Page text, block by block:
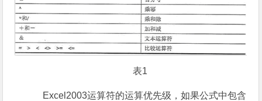
表1
Excel2003运算符的运算优先级，如果公式中包含